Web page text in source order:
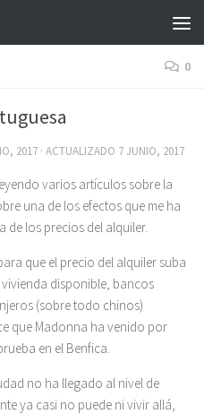
0
2017 · ACTUALIZADO 7 JUNIO, 2017
varios artículos sobre la
una de los efectos que me ha
de los precios del alquiler.
que el precio del alquiler suba
disponible, bancos
(sobre todo chinos)
que Madonna ha venido por
en el Benfica.
no ha llegado al nivel de
ya casi no puede ni vivir allá,